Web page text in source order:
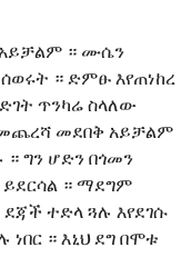
። ሙሴን
። ድምፁ እየጠነከረ
ጥንካሬ ስላለው
መደበቅ አይቻልም
ግን ሆድን በጎመን
። ማደግም
ተድላ ጓሉ እየደገሱ
ነበር ። እኒህ ደግ በሞቱ